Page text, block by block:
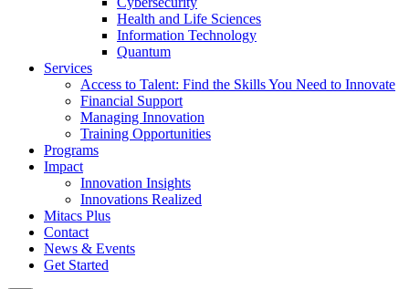
Health and Life Sciences
Information Technology
Quantum
Services
Access to Talent: Find the Skills You Need to Innovate
Financial Support
Managing Innovation
Training Opportunities
Programs
Impact
Innovation Insights
Innovations Realized
Mitacs Plus
Contact
News & Events
Get Started